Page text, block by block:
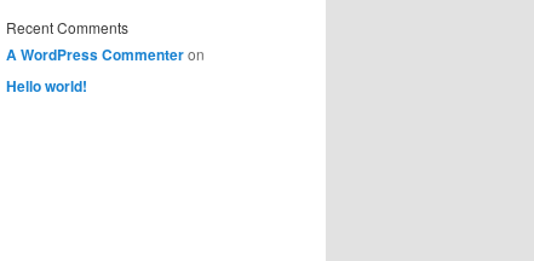
Recent Comments
A WordPress Commenteron
Hello world!